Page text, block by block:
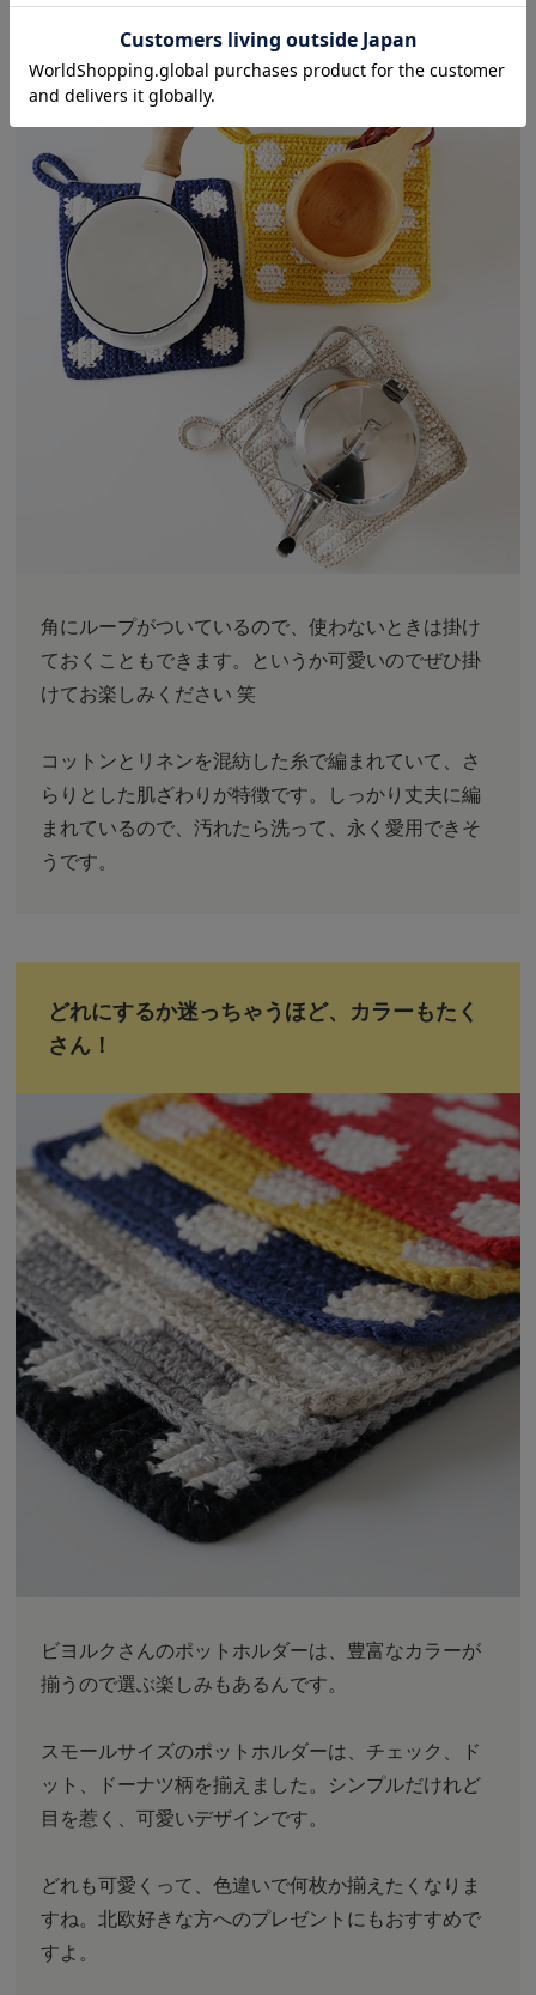
にもジャストサイズ。
角にループがついているので、使わないときは掛け
ておくこともできます。というか可愛いのでぜひ掛
けてお楽しみください 笑
コットンとリネンを混紡した糸で編まれていて、さ
らりとした肌ざわりが特徴です。しっかり丈夫に編
まれているので、汚れたら洗って、永く愛用できそ
うです。
どれにするか迷っちゃうほど、カラーもたく
さん！
ビヨルクさんのポットホルダーは、豊富なカラーが
揃うので選ぶ楽しみもあるんです。
スモールサイズのポットホルダーは、チェック、ド
ット、ドーナツ柄を揃えました。シンプルだけれど
目を惹く、可愛いデザインです。
どれも可愛くって、色違いで何枚か揃えたくなりま
すね。北欧好きな方へのプレゼントにもおすすめで
すよ。